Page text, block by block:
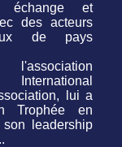
échange et
des acteurs
de pays
International
lui a
Trophée en
leadership